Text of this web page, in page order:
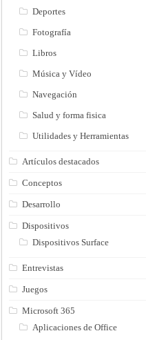
Deportes
Fotografía
Libros
Música y Vídeo
Navegación
Salud y forma fisica
Utilidades y Herramientas
Artículos destacados
Conceptos
Desarrollo
Dispositivos
Dispositivos Surface
Entrevistas
Juegos
Microsoft 365
Aplicaciones de Office